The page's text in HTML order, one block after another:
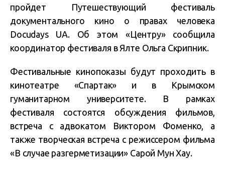
пройдет Путешествующий фестиваль
документального кино о правах человека
Docudays UA. Об этом «Центру» сообщила
координатор фестиваля в Ялте Ольга Скрипник.
Фестивальные кинопоказы будут проходить в
кинотеатре «Спартак» и в Крымском
гуманитарном университете. В рамках
фестиваля состоятся обсуждения фильмов,
встреча с адвокатом Виктором Фоменко, а
также творческая встреча с режиссером фильма
«В случае разгерметизации» Сарой Мун Хау.